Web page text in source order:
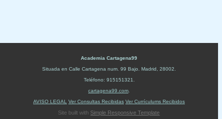
Academia Cartagena99
Situada en Calle Cartagena num. 99 Bajo Madrid 28002
Teléfono: 915151321
cartagena99.com
AVISO LEGAL
Ver Consultas Recibidas Ver Currículums Recibidos
Site built with Simple Responsive Template